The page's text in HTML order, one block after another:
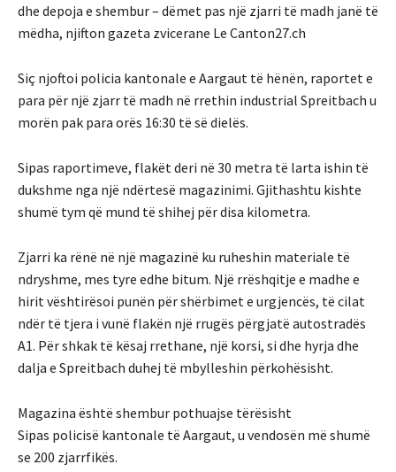
dhe depoja e shembur – dëmet pas një zjarri të madh janë të
mëdha, njifton gazeta zvicerane Le Canton27.ch
Siç njoftoi policia kantonale e Aargaut të hënën, raportet e
para për një zjarr të madh në rrethin industrial Spreitbach u
morën pak para orës 16:30 të së dielës.
Sipas raportimeve, flakët deri në 30 metra të larta ishin të
dukshme nga një ndërtesë magazinimi. Gjithashtu kishte
shumë tym që mund të shihej për disa kilometra.
Zjarri ka rënë në një magazinë ku ruheshin materiale të
ndryshme, mes tyre edhe bitum. Një rrëshqitje e madhe e
hirit vështirësoi punën për shërbimet e urgjencës, të cilat
ndër të tjera i vunë flakën një rrugës përgjatë autostradës
A1. Për shkak të kësaj rrethane, një korsi, si dhe hyrja dhe
dalja e Spreitbach duhej të mbylleshin përkohësisht.
Magazina është shembur pothuajse tërësisht
Sipas policisë kantonale të Aargaut, u vendosën më shumë
se 200 zjarrfikës.